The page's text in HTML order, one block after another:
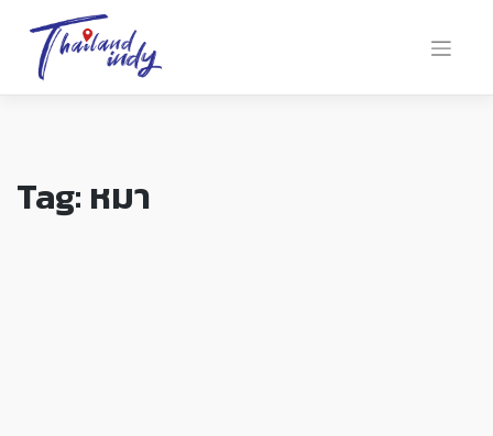
Tag: หมา